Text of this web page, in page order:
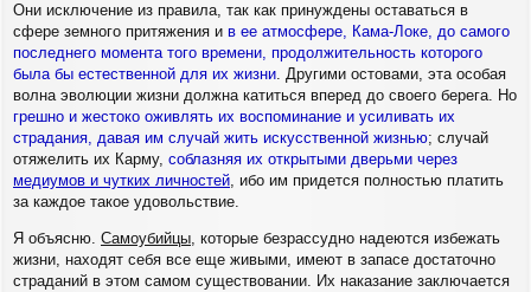
Они исключение из правила, так как принуждены оставаться в
сфере земного притяжения и в ее атмосфере, Кама-Локе, до самого
последнего момента того времени, продолжительность которого
была бы естественной для их жизни. Другими остовами, эта особая
волна эволюции жизни должна катиться вперед до своего берега. Но
грешно и жестоко оживлять их воспоминание и усиливать их
страдания, давая им случай жить искусственной жизнью; случай
отяжелить их Карму, соблазняя их открытыми дверьми через
медиумов и чутких личностей, ибо им придется полностью платить
за каждое такое удовольствие.
Я объясню. Самоубийцы, которые безрассудно надеются избежать
жизни, находят себя все еще живыми, имеют в запасе достаточно
страданий в этом самом существовании. Их наказание заключается